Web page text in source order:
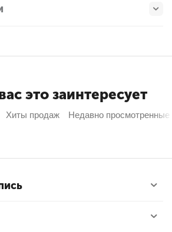
это заинтересует
Хиты продаж Недавно просмотренные